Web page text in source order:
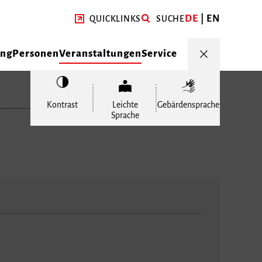
QUICKLINKS SUCHEDE EN
PersonenVeranstaltungenService
Kontrast
Leichte
Sprache
Gebärdensprache